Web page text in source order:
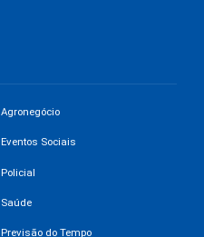
Agronegócio
Eventos Sociais
Policial
Saúde
Previsão do Tempo